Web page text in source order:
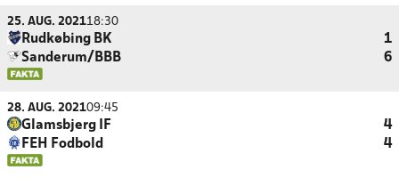
25. AUG. 202118:30
Rudkøbing BK
1
Sanderum/BBB
6
28. AUG. 202109:45
Glamsbjerg IF
4
FEH Fodbold
4